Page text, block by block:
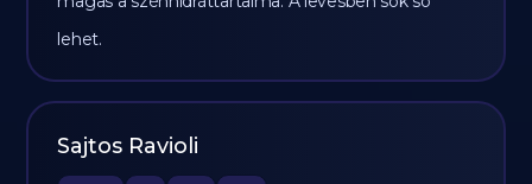
lehet.
Sajtos Ravioli